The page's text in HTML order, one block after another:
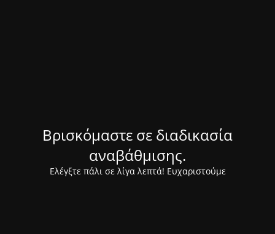
Βρισκόμαστε σε διαδικασία
αναβάθμισης.
Ελέγξτε πάλι σε λίγα λεπτά! Ευχαριστούμε